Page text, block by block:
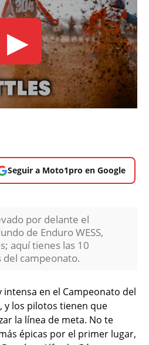
▶
Seguir a Moto1pro en Google
por delante el
de Enduro WESS,
aquí tienes las 10
del campeonato.
intensa en el Campeonato del
y los pilotos tienen que
la línea de meta. No te
épicas por el primer lugar,